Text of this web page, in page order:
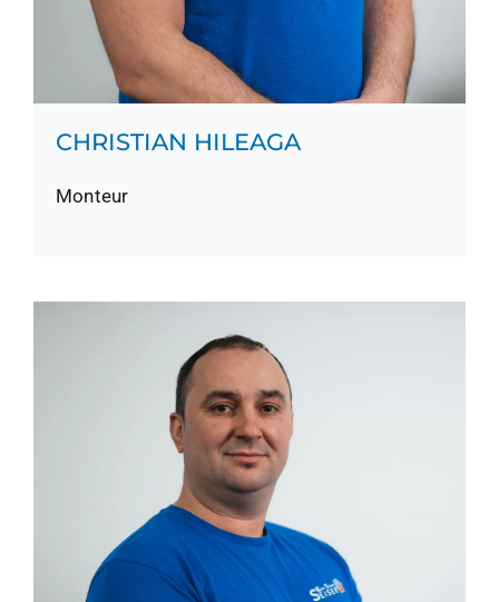
CHRISTIAN HILEAGA
Monteur